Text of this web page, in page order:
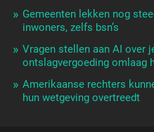
Gemeenten lekken nog
inwoners, zelfs bsn’s
Vragen stellen aan AI over
ontslagvergoeding omlaag
Amerikaanse rechters
hun wetgeving overtreedt